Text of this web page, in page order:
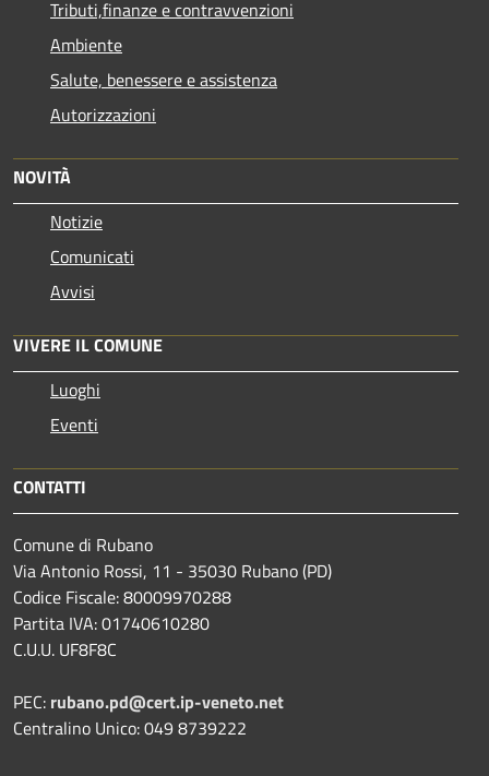
Tributi,finanze e contravvenzioni
Ambiente
Salute, benessere e assistenza
Autorizzazioni
NOVITÀ
Notizie
Comunicati
Avvisi
VIVERE IL COMUNE
Luoghi
Eventi
CONTATTI
Comune di Rubano
Via Antonio Rossi, 11 - 35030 Rubano (PD)
Codice Fiscale: 80009970288
Partita IVA: 01740610280
C.U.U. UF8F8C
PEC: rubano.pd@cert.ip-veneto.net
Centralino Unico: 049 8739222